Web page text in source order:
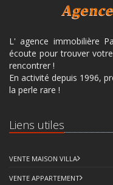
L' agence immobilière
écoute pour trouver
rencontrer !
En activité depuis 1996,
la perle rare !
Liens utiles
VENTE MAISON VILLA
VENTE APPARTEMENT